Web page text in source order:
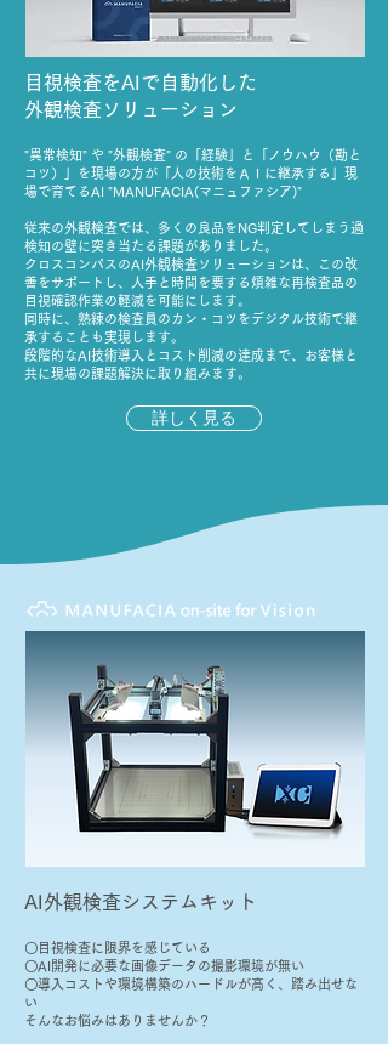
目視検査をAIで自動化した
外観検査ソリューション
"異常検知" や "外観検査" の「経験」と「ノウハウ（勘と
コツ）」を現場の方が「人の技術をＡＩに継承する」現
場で育てるAI "MANUFACIA(マニュファシア)"
従来の外観検査では、多くの良品をNG判定してしまう過
検知の壁に突き当たる課題がありました。
クロスコンパスのAI外観検査ソリューションは、この改
善をサポートし、人手と時間を要する煩雑な再検査品の
目視確認作業の軽減を可能にします。
同時に、熟練の検査員のカン・コツをデジタル技術で継
承することも実現します。
段階的なAI技術導入とコスト削減の達成まで、お客様と
共に現場の課題解決に取り組みます。
詳しく見る
AI外観検査システムキット
〇目視検査に限界を感じている
〇AI開発に必要な画像データの撮影環境が無い
〇導入コストや環境構築のハードルが高く、踏み出せな
い
そんなお悩みはありませんか？